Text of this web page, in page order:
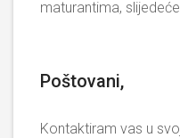
maturantima,
Poštovani,
Kontaktiram vas u